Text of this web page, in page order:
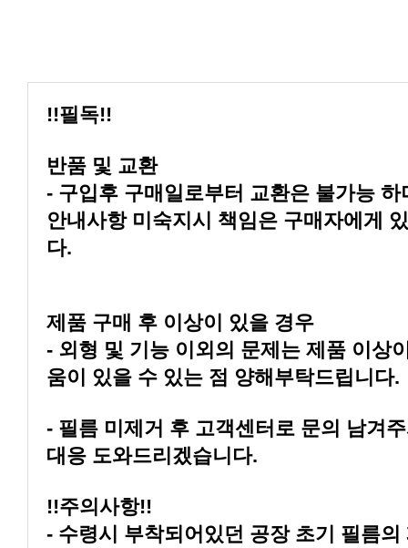
!!필독!!
반품 및 교환
다.
제품 구매 후 이상이 있을 경우
움이 있을 수 있는 점 양해부탁드립니다.
대응 도와드리겠습니다.
!!주의사항!!